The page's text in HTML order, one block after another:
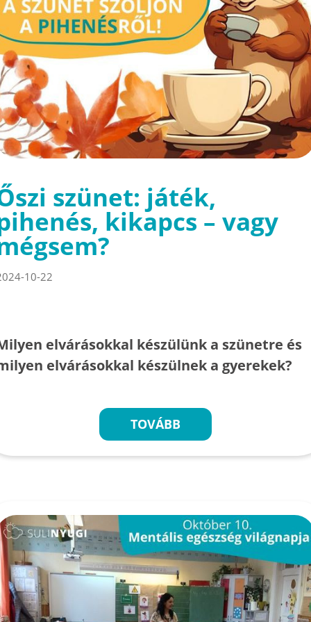
szünet: játék,
kikapcs – vagy
10-22
elvárásokkal készülünk a szünetre és
elvárásokkal készülnek a gyerekek?
TOVÁBB